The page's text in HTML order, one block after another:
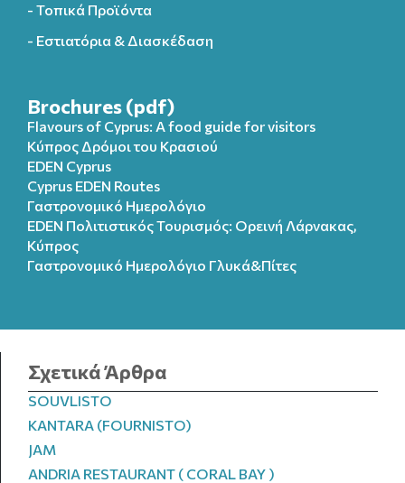
- Τοπικά Προϊόντα
- Εστιατόρια & Διασκέδαση
Brochures (pdf)
Flavours of Cyprus: A food guide for visitors
Κύπρος Δρόμοι του Κρασιού
EDEN Cyprus
Cyprus EDEN Routes
Γαστρονομικό Ημερολόγιο
EDEN Πολιτιστικός Τουρισμός: Ορεινή Λάρνακας,
Κύπρος
Γαστρονομικό Ημερολόγιo Γλυκά&Πίτες
Σχετικά Άρθρα
SOUVLISTO
KANTARA (FOURNISTO)
JAM
ANDRIA RESTAURANT ( CORAL BAY )